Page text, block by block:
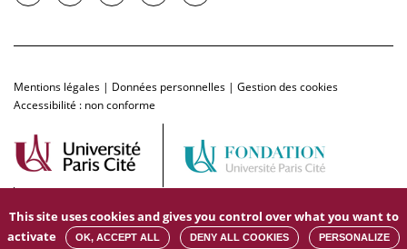
Mentions légales | Données personnelles | Gestion des cookies
Accessibilité : non conforme
This site uses cookies and gives you control over what you want to
activate
OK, ACCEPT ALL DENY ALL COOKIES PERSONALIZE